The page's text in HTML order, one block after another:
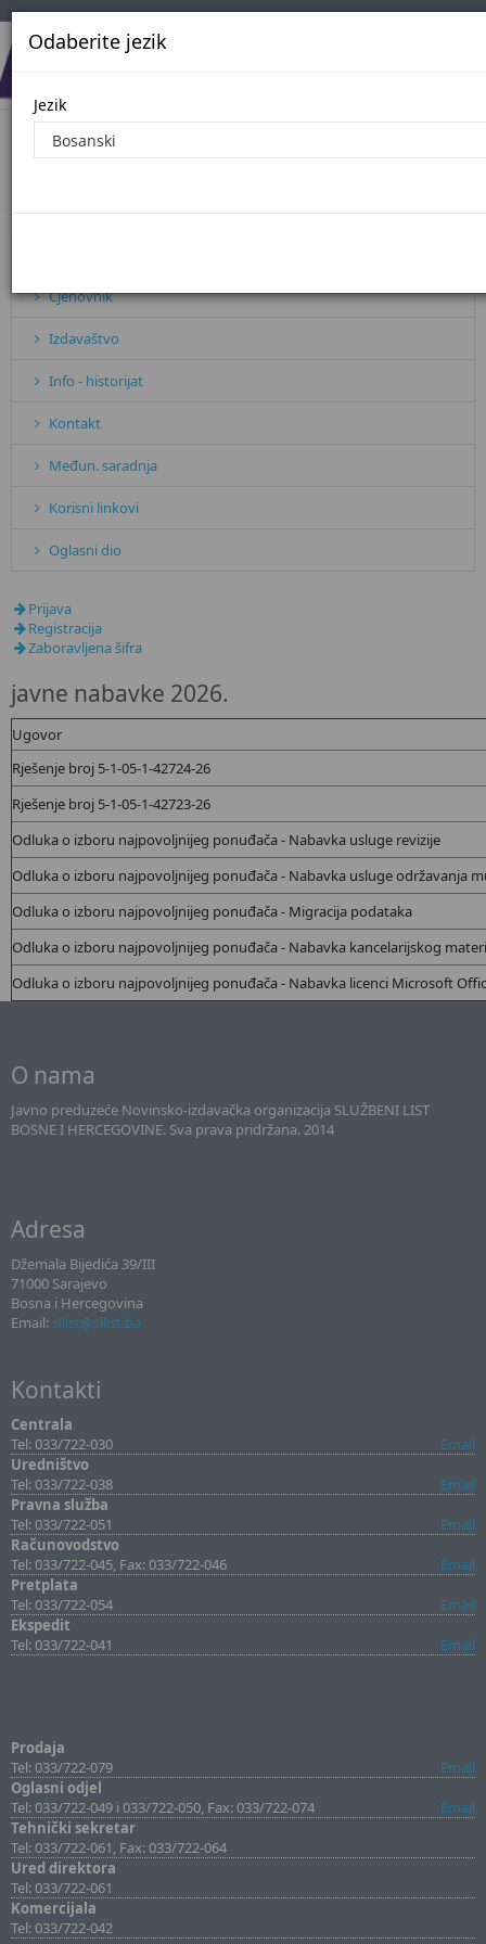
Odaberite jezik
Jezik
javne nabavke 2026.
Cjenovnik
Izdavaštvo
Info - historijat
Kontakt
Međun. saradnja
Korisni linkovi
Oglasni dio
Prijava
Registracija
Zaboravljena šifra
javne nabavke 2026.
Ugovor
Rješenje broj 5-1-05-1-42724-26
Rješenje broj 5-1-05-1-42723-26
Odluka o izboru najpovoljnijeg ponuđača - Nabavka usluge revizije
Odluka o izboru najpovoljnijeg ponuđača - Nabavka usluge održavanja
Odluka o izboru najpovoljnijeg ponuđača - Migracija podataka
Odluka o izboru najpovoljnijeg ponuđača - Nabavka kancelarijskog
Odluka o izboru najpovoljnijeg ponuđača - Nabavka licenci Microsoft
O nama
Javno preduzeće Novinsko-izdavačka organizacija SLUŽBENI LIST
BOSNE I HERCEGOVINE. Sva prava pridržana. 2014
Adresa
Džemala Bijedića 39/III
71000 Sarajevo
Bosna i Hercegovina
Email: sllist@sllist.ba
Kontakti
Centrala
Tel: 033/722-030
Email
Uredništvo
Tel: 033/722-038
Email
Pravna služba
Tel: 033/722-051
Email
Računovodstvo
Tel: 033/722-045, Fax: 033/722-046
Email
Pretplata
Tel: 033/722-054
Email
Ekspedit
Tel: 033/722-041
Email
Prodaja
Tel: 033/722-079
Email
Oglasni odjel
Tel: 033/722-049 i 033/722-050, Fax: 033/722-074
Email
Tehnički sekretar
Tel: 033/722-061, Fax: 033/722-064
Ured direktora
Tel: 033/722-061
Komercijala
Tel: 033/722-042